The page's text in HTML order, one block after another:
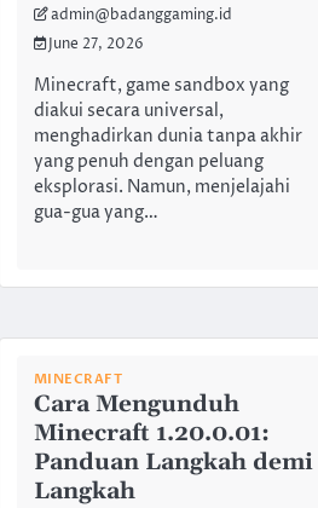
admin@badanggaming.id
June 27, 2026
Minecraft, game sandbox yang
diakui secara universal,
menghadirkan dunia tanpa akhir
yang penuh dengan peluang
eksplorasi. Namun, menjelajahi
gua-gua yang…
MINECRAFT
Cara Mengunduh
Minecraft 1.20.0.01:
Panduan Langkah demi
Langkah